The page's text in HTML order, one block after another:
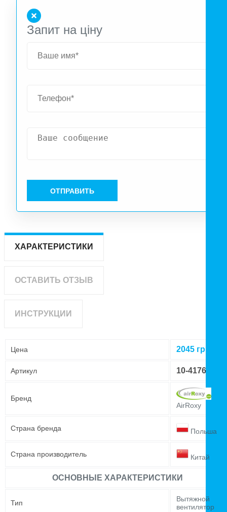
Запит на ціну
ОТПРАВИТЬ
ХАРАКТЕРИСТИКИ
ОСТАВИТЬ ОТЗЫВ
ИНСТРУКЦИИ
Цена 2045 грн
Артикул 10-4176
Бренд
AirRoxy
Страна бренда Польша
Страна производитель Китай
ОСНОВНЫЕ ХАРАКТЕРИСТИКИ
Тип
Вытяжной
вентилятор